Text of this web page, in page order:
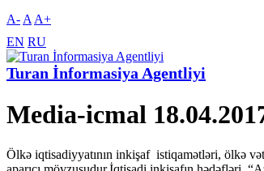
A- A A+
EN RU
Turan İnformasiya Agentliyi
Media-icmal
Ölkə iqtisadiyyatının inkişaf istiqamətləri, ölkə